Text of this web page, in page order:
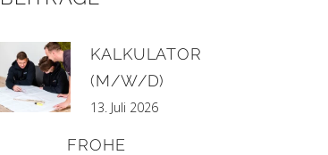
KALKULATOR
(M/W/D)
13. Juli 2026
FROHE